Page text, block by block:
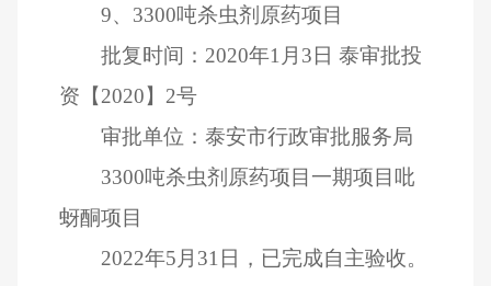
9、 3300吨杀虫剂原药项目
批复时间： 2020年1 月 3 日 泰审批投
资【2020】 2号
审批单位：泰安市行政审批服务局
3300吨杀虫剂原药项目一期项目吡
蚜酮项目
2022年5 月 31 日，已完成自主验收。